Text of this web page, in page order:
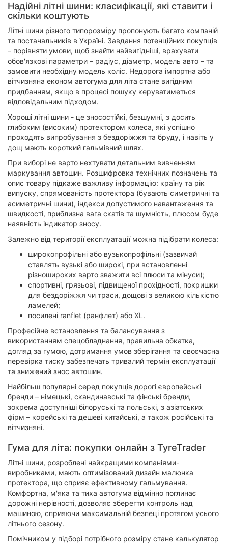
Надійні літні шини: класифікації, які ставити і
скільки коштують
Літні шини різного типорозміру пропонують багато компаній
та постачальників в Україні. Завдання потенційних покупців
– порівняти умови, щоб знайти найвигідніші, врахувати
обов'язкові параметри – радіус, діаметр, модель авто – та
замовити необхідну модель коліс. Недорога імпортна або
вітчизняна економ автогума для літа стане вигідним
придбанням, якщо в процесі пошуку керуватиметься
відповідальним підходом.
Хороші літні шини - це зносостійкі, безшумні, з досить
глибоким (високим) протектором колеса, які успішно
проходять випробування з бездоріжжя та бруду, і навіть у
дощ мають короткий гальмівний шлях.
При виборі не варто нехтувати детальним вивченням
маркування автошин. Розшифровка технічних позначень та
опис товару підкаже важливу інформацію: країну та рік
випуску, спрямованість протектора (бувають симетричні та
асиметричні шини), індекси допустимого навантаження та
швидкості, приблизна вага скатів та шумність, плюсом буде
наявність індикатор зносу.
Залежно від території експлуатації можна підібрати колеса:
широкопрофільні або вузькопрофільні (зазвичай
ставлять вузькі або широкі, при встановленні
різношироких варто зважити всі плюси та мінуси);
спортивні, грязьові, підвищеної прохідності, покришки
для бездоріжжя чи траси, дощові з великою кількістю
ламелей;
посилені ranflet (ранфлет) або XL.
Професійне встановлення та балансування з
використанням спецобладнання, правильна обкатка,
догляд за гумою, дотримання умов зберігання та своєчасна
перевірка тиску забезпечать тривалий термін експлуатації
та знижений знос автошин.
Найбільш популярні серед покупців дорогі європейські
бренди – німецькі, скандинавські та фінські бренди,
зокрема доступніші білоруські та польські, з азіатських
фірм – корейські та дешеві китайські, а також російські та
вітчизняні.
Гума для літа: покупки онлайн з TyreTrader
Літні шини, розроблені найкращими компаніями-
виробниками, мають оптимізований дизайн малюнка
протектора, що сприяє ефективному гальмування.
Комфортна, м'яка та тиха автогума відмінно поглинає
дорожні нерівності, дозволяє зберегти контроль над
машиною, сприяючи максимальній безпеці протягом усього
літнього сезону.
Помічником у підборі потрібного розміру стане калькулятор